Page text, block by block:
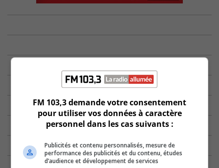
FM 103,3 demande votre consentement
pour utiliser vos données à caractère
personnel dans les cas suivants :
Publicités et contenu personnalisés, mesure de
performance des publicités et du contenu, études
d’audience et développement de services